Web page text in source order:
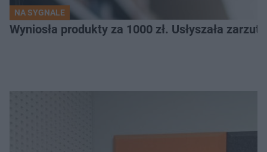
NA SYGNALE
Wyniosła produkty za 1000 zł. Usłyszała zarzuty